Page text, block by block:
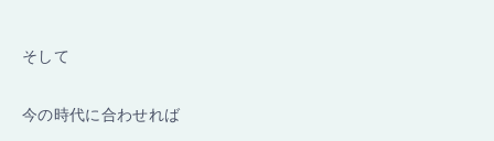
そして
今の時代に合わせれば